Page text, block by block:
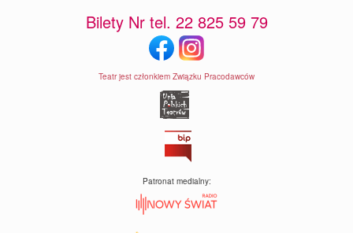
Bilety Nr tel. 22 825 59 79
Teatr jest członkiem Związku Pracodawców
Patronat medialny: